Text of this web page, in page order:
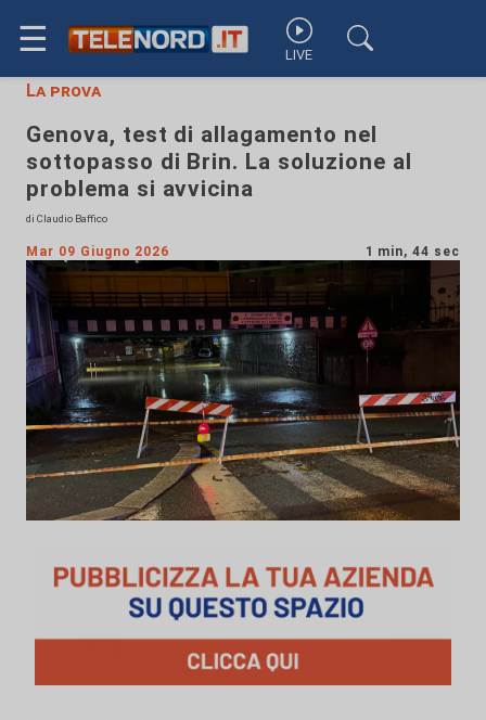
☰ LIVE
La prova
Genova, test di allagamento nel
sottopasso di Brin. La soluzione al
problema si avvicina
di Claudio Baffico
Mar 09 Giugno 2026 1 min, 44 sec